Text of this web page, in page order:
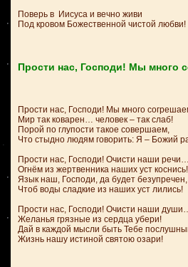
Поверь в Иисуса и вечно живи
Под кровом Божественной чистой любви!
Прости нас, Господи! Мы много
Прости нас, Господи! Мы много
Мир так коварен… человек – так слаб!
Порой по глупости такое совершаем,
Что стыдно людям говорить: Я – Божий
Прости нас, Господи! Очисти наши речи…
Огнём из жертвенника наших уст коснись!
Язык наш, Господи, да будет безупречен,
Чтоб воды сладкие из наших уст лились!
Прости нас, Господи! Очисти наши
Желанья грязные из сердца убери!
Дай в каждой мысли быть Тебе
Жизнь нашу истиной святою озари!